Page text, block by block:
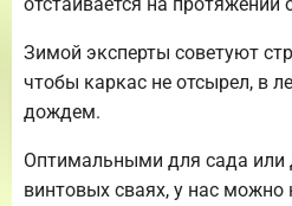
Зимой эксперты советуют
чтобы каркас не отсырел, в
дождем.
Оптимальными для сада или
винтовых сваях, у нас